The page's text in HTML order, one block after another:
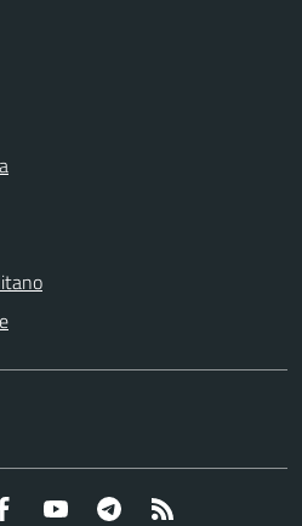
Facebook YouTube Telegram